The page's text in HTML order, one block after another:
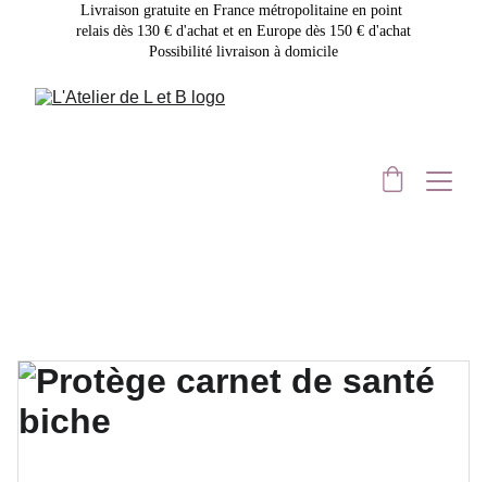
Livraison gratuite en France métropolitaine en point
relais dès 130 € d'achat et en Europe dès 150 € d'achat
Possibilité livraison à domicile